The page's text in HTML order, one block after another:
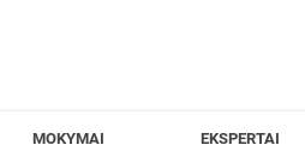
MOKYMAI EKSPERTAI